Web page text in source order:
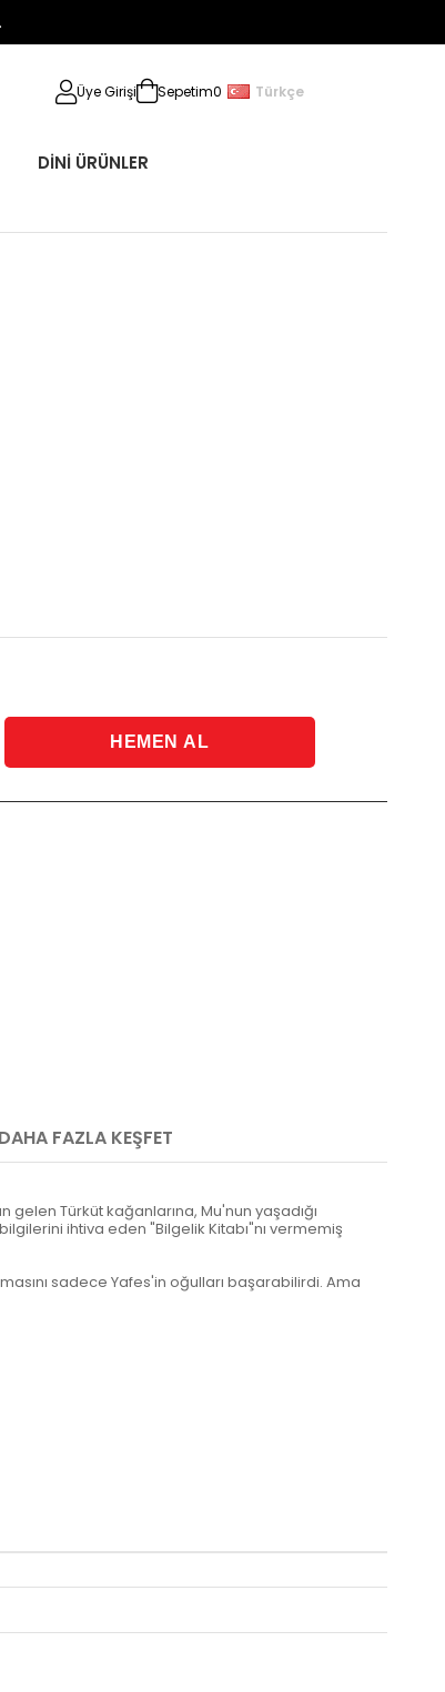
Üye Girişi Sepetim0 Türkçe
DİNİ ÜRÜNLER
DAHA FAZLA KEŞFET
Türküt kağanlarına, Mu'nun yaşadığı
ihtiva eden "Bilgelik Kitabı"nı vermemiş
sadece Yafes'in oğulları başarabilirdi. Ama